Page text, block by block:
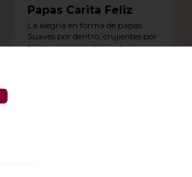
Papas Carita Feliz
La alegría en forma de papas.
Suaves por dentro, crujientes por
fuera y siempre dispuestas a